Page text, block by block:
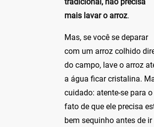
mais lavar o arroz.
Mas, se você se deparar
com um arroz colhido
do campo, lave o arroz
a água ficar cristalina.
cuidado: atente-se para o
fato de que ele precisa
bem sequinho antes de ir